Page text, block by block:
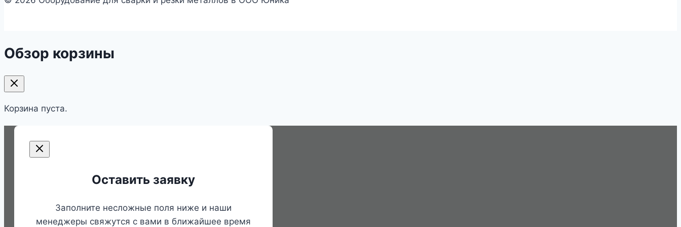
Обзор корзины
Корзина пуста.
Оставить заявку
Заполните несложные поля ниже и наши
менеджеры свяжутся с вами в ближайшее время